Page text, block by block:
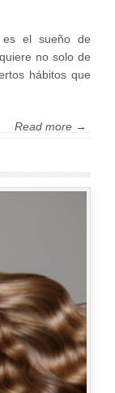
es el sueño de
no solo de
hábitos que
Read more →